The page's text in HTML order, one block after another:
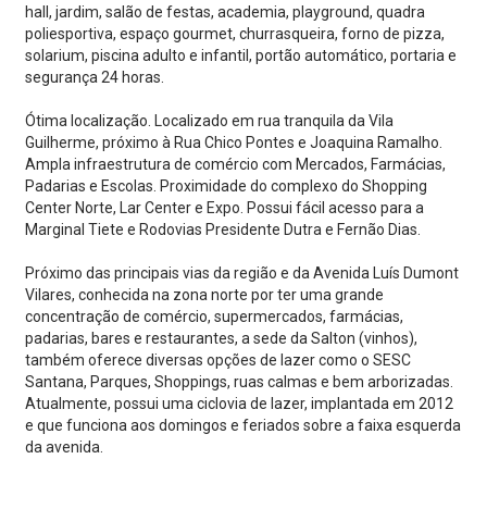
hall, jardim, salão de festas, academia, playground, quadra
poliesportiva, espaço gourmet, churrasqueira, forno de pizza,
solarium, piscina adulto e infantil, portão automático, portaria e
segurança 24 horas.
Ótima localização. Localizado em rua tranquila da Vila
Guilherme, próximo à Rua Chico Pontes e Joaquina Ramalho.
Ampla infraestrutura de comércio com Mercados, Farmácias,
Padarias e Escolas. Proximidade do complexo do Shopping
Center Norte, Lar Center e Expo. Possui fácil acesso para a
Marginal Tiete e Rodovias Presidente Dutra e Fernão Dias.
Próximo das principais vias da região e da Avenida Luís Dumont
Vilares, conhecida na zona norte por ter uma grande
concentração de comércio, supermercados, farmácias,
padarias, bares e restaurantes, a sede da Salton (vinhos),
também oferece diversas opções de lazer como o SESC
Santana, Parques, Shoppings, ruas calmas e bem arborizadas.
Atualmente, possui uma ciclovia de lazer, implantada em 2012
e que funciona aos domingos e feriados sobre a faixa esquerda
da avenida.